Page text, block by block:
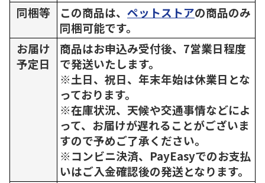
同梱等
この商品は、 ペットストアの商品のみ
同梱可能です。
お届け
予定日
商品はお申込み受付後、7営業日程度
で発送いたします。
※土日、祝日、年末年始は休業日とな
っております。
※在庫状況、天候や交通事情などによ
って、お届けが遅れることがございま
すので予めご了承ください。
※コンビニ決済、PayEasyでのお支払
いはご入金確認後の発送となります。